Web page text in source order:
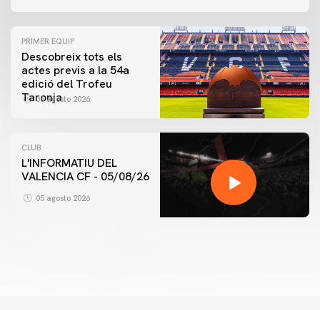
PRIMER EQUIP
Descobreix tots els
actes previs a la 54a
edició del Trofeu
Taronja
06 agosto 2026
CLUB
L'INFORMATIU DEL
VALENCIA CF - 05/08/26
05 agosto 2026
PRIMER EQUIP
ENTRENAMENT DEL VALENCIA CF 5/8/2026